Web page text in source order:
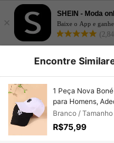
×
SHEIN - Moda
Baixe o App e
Encontre
1 Peça Nova
para Homens,
Livre, Verão,
Branco /
R$75,99